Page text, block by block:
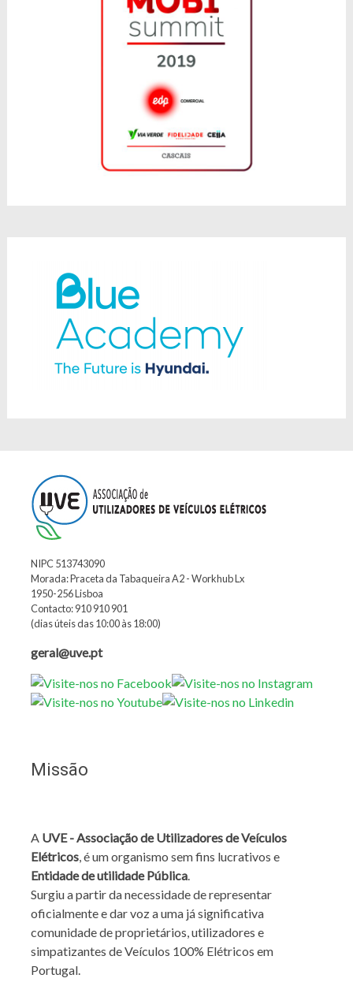
NIPC 513743090
Morada: Praceta da Tabaqueira A2 - Workhub Lx
1950-256 Lisboa
Contacto: 910 910 901
(dias úteis das 10:00 às 18:00)
geral@uve.pt
Missão
A UVE - Associação de Utilizadores de Veículos
Elétricos, é um organismo sem fins lucrativos e
Entidade de utilidade Pública.
Surgiu a partir da necessidade de representar
oficialmente e dar voz a uma já significativa
comunidade de proprietários, utilizadores e
simpatizantes de Veículos 100% Elétricos em
Portugal.